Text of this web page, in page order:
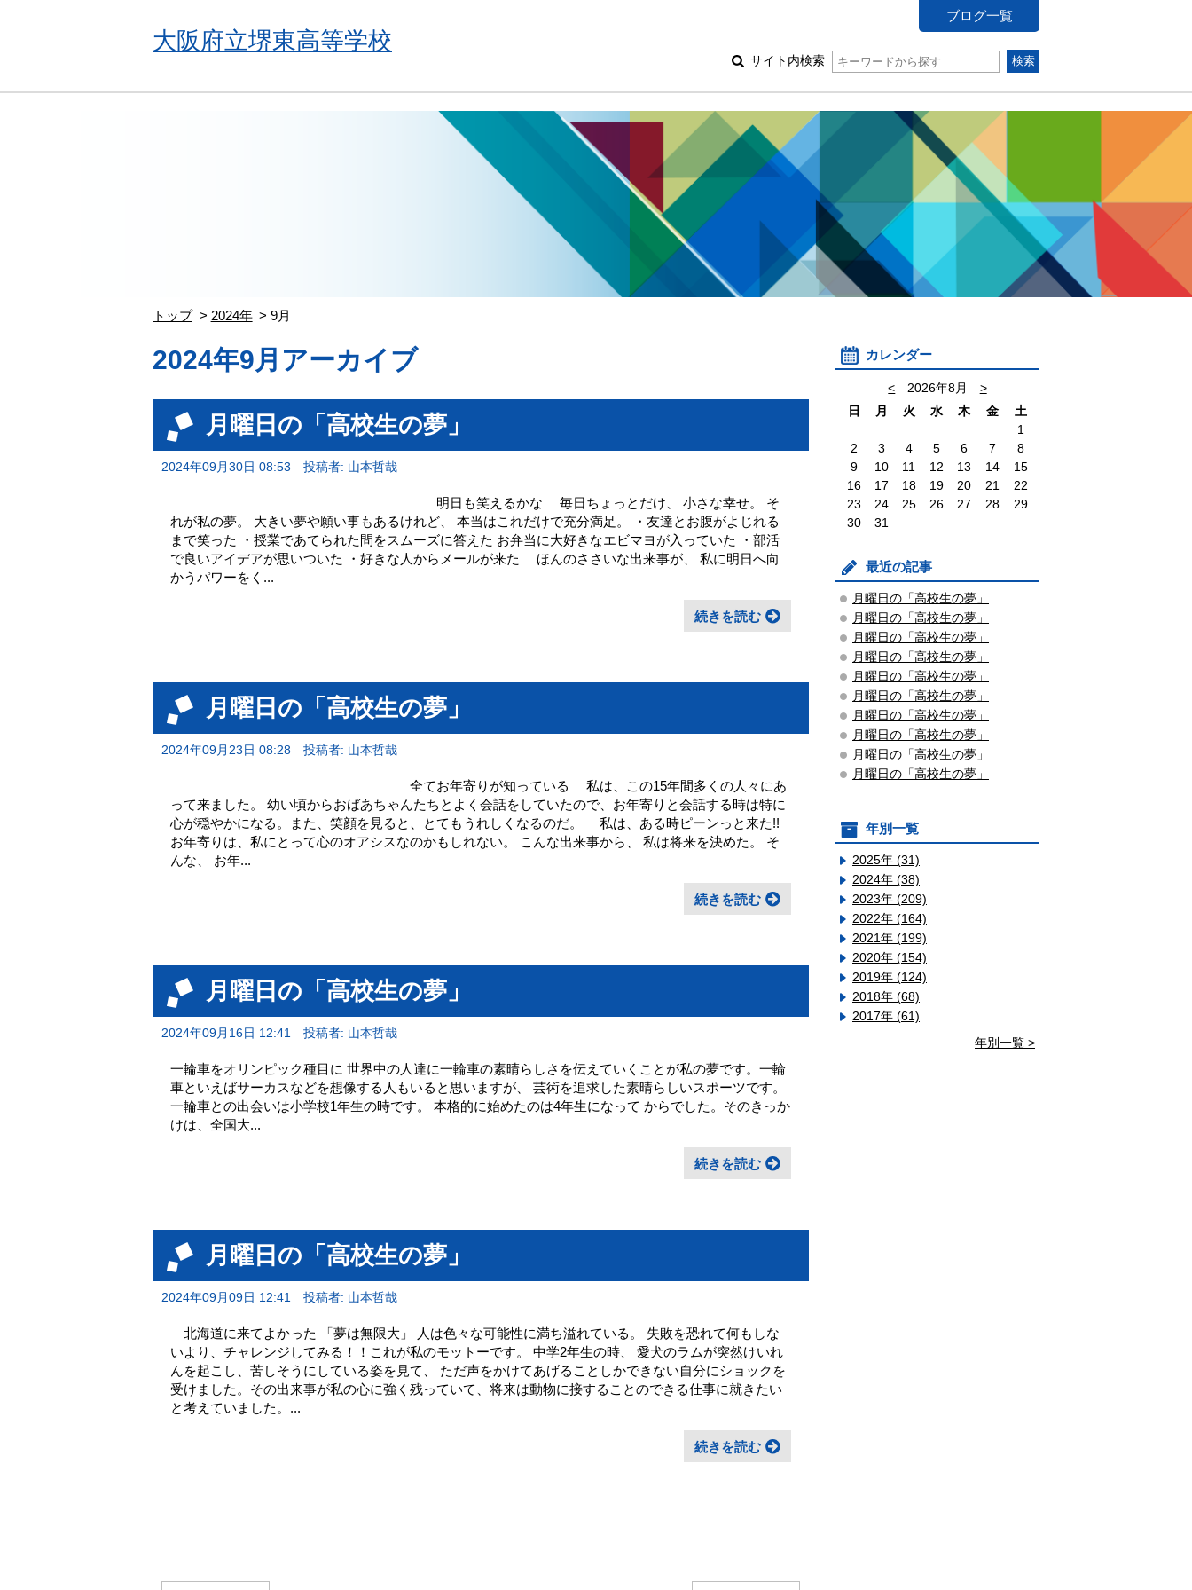
大阪府立堺東高等学校
ブログ一覧
サイト内検索
トップ 2024年 9月
2024年9月アーカイブ
月曜日の「高校生の夢」
2024年09月30日 08:53 投稿者: 山本哲哉
明日も笑えるかな 毎日ちょっとだけ、 小さな幸せ。 そ
れが私の夢。 大きい夢や願い事もあるけれど、 本当はこれだけで充分満足。 ・友達とお腹がよじれる
まで笑った ・授業であてられた問をスムーズに答えた お弁当に大好きなエビマヨが入っていた ・部活
で良いアイデアが思いついた ・好きな人からメールが来た ほんのささいな出来事が、 私に明日へ向
かうパワーをく...
続きを読む
月曜日の「高校生の夢」
2024年09月23日 08:28 投稿者: 山本哲哉
全てお年寄りが知っている 私は、この15年間多くの人々にあ
って来ました。 幼い頃からおばあちゃんたちとよく会話をしていたので、お年寄りと会話する時は特に
心が穏やかになる。また、笑顔を見ると、とてもうれしくなるのだ。 私は、ある時ピーンっと来た!!
お年寄りは、私にとって心のオアシスなのかもしれない。 こんな出来事から、 私は将来を決めた。 そ
んな、 お年...
続きを読む
月曜日の「高校生の夢」
2024年09月16日 12:41 投稿者: 山本哲哉
一輪車をオリンピック種目に 世界中の人達に一輪車の素晴らしさを伝えていくことが私の夢です。一輪
車といえばサーカスなどを想像する人もいると思いますが、 芸術を追求した素晴らしいスポーツです。
一輪車との出会いは小学校1年生の時です。 本格的に始めたのは4年生になって からでした。そのきっか
けは、全国大...
続きを読む
月曜日の「高校生の夢」
2024年09月09日 12:41 投稿者: 山本哲哉
北海道に来てよかった 「夢は無限大」 人は色々な可能性に満ち溢れている。 失敗を恐れて何もしな
いより、チャレンジしてみる！！これが私のモットーです。 中学2年生の時、 愛犬のラムが突然けいれ
んを起こし、苦しそうにしている姿を見て、 ただ声をかけてあげることしかできない自分にショックを
受けました。その出来事が私の心に強く残っていて、将来は動物に接することのできる仕事に就きたい
と考えていました。...
続きを読む
カレンダー
< 2026年8月
>
日
月 火 水 木 金
土
1
2
3 4 5 6 7
8
9
10 11 12 13 14
15
16
17 18 19 20 21
22
23
24 25 26 27 28
29
30
31
最近の記事
月曜日の「高校生の夢」
月曜日の「高校生の夢」
月曜日の「高校生の夢」
月曜日の「高校生の夢」
月曜日の「高校生の夢」
月曜日の「高校生の夢」
月曜日の「高校生の夢」
月曜日の「高校生の夢」
月曜日の「高校生の夢」
月曜日の「高校生の夢」
年別一覧
2025年 (31)
2024年 (38)
2023年 (209)
2022年 (164)
2021年 (199)
2020年 (154)
2019年 (124)
2018年 (68)
2017年 (61)
年別一覧 >